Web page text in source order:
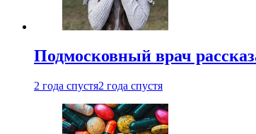
Подмосковный врач
2 года спустя2 года спустя